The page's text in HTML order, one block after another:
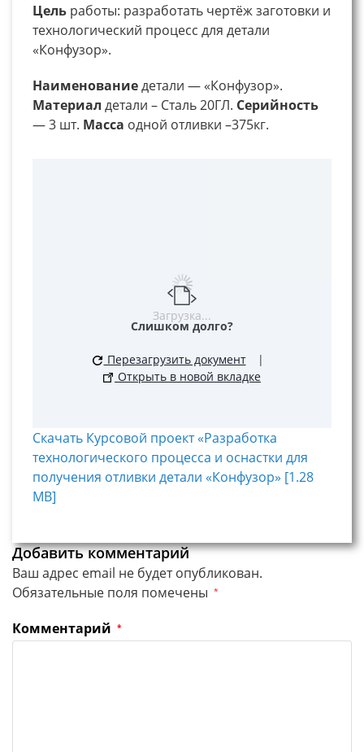
Цель работы: разработать чертёж заготовки и
технологический процесс для детали
«Конфузор».
Наименованиедетали — «Конфузор».
Материал детали – Сталь 20ГЛ. Серийность
— 3 шт. Масса одной отливки –375кг.
Загрузка...
Слишком долго?
Перезагрузить документ
|
Открыть в новой вкладке
Скачать Курсовой проект «Разработка
технологического процесса и оснастки для
получения отливки детали «Конфузор» [1.28
MB]
Добавить комментарий
Ваш адрес email не будет опубликован.
Обязательные поля помечены *
Комментарий *